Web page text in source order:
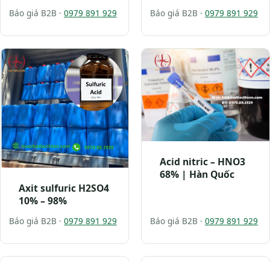
Báo giá B2B · 0979 891 929 Báo giá B2B · 0979 891 929
Axit sulfuric H2SO4
10% – 98%
Báo giá B2B · 0979 891 929
Acid nitric – HNO3
68% | Hàn Quốc
Báo giá B2B · 0979 891 929